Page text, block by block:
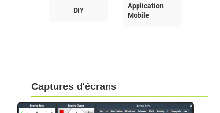
DIY
Application
Mobile
Captures d'écrans